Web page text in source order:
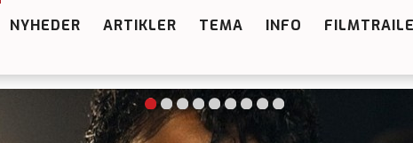
NYHEDER ARTIKLER TEMA INFO